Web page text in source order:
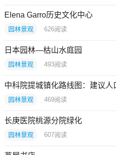
Elena Garro历史文化中心
园林景观 626阅读
日本园林—枯山水庭园
园林景观 493阅读
中科院提城镇化路线图：建议人
园林景观 469阅读
长庚医院桃源分院绿化
园林景观 607阅读